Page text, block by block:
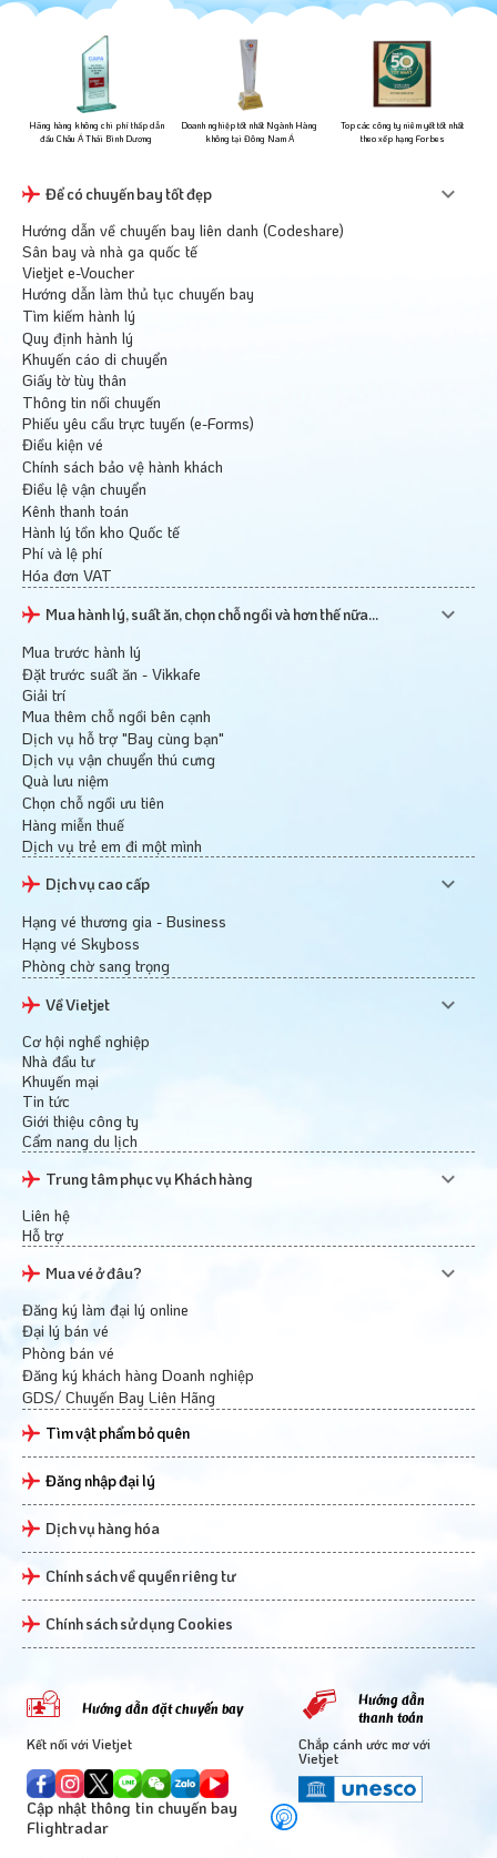
Hãng hàng không chi phí thấp dẫn
đầu Châu Á Thái Bình Dương
Doanh nghiệp tốt nhất Ngành Hàng
không tại Đông Nam Á
Top các công ty niêm yết tốt nhất
theo xếp hạng Forbes
Để có chuyến bay tốt đẹp
Hướng dẫn về chuyến bay liên danh (Codeshare)
Sân bay và nhà ga quốc tế
Vietjet e-Voucher
Hướng dẫn làm thủ tục chuyến bay
Tìm kiếm hành lý
Quy định hành lý
Khuyến cáo di chuyển
Giấy tờ tùy thân
Thông tin nối chuyến
Phiếu yêu cầu trực tuyến (e-Forms)
Điều kiện vé
Chính sách bảo vệ hành khách
Điều lệ vận chuyển
Kênh thanh toán
Hành lý tồn kho Quốc tế
Phí và lệ phí
Hóa đơn VAT
Mua hành lý, suất ăn, chọn chỗ ngồi và hơn thế nữa...
Mua trước hành lý
Đặt trước suất ăn - Vikkafe
Giải trí
Mua thêm chỗ ngồi bên cạnh
Dịch vụ hỗ trợ "Bay cùng bạn"
Dịch vụ vận chuyển thú cưng
Quà lưu niệm
Chọn chỗ ngồi ưu tiên
Hàng miễn thuế
Dịch vụ trẻ em đi một mình
Dịch vụ cao cấp
Hạng vé thương gia - Business
Hạng vé Skyboss
Phòng chờ sang trọng
Về Vietjet
Cơ hội nghề nghiệp
Nhà đầu tư
Khuyến mại
Tin tức
Giới thiệu công ty
Cẩm nang du lịch
Trung tâm phục vụ Khách hàng
Liên hệ
Hỗ trợ
Mua vé ở đâu?
Đăng ký làm đại lý online
Đại lý bán vé
Phòng bán vé
Đăng ký khách hàng Doanh nghiệp
GDS/ Chuyến Bay Liên Hãng
Tìm vật phẩm bỏ quên
Đăng nhập đại lý
Dịch vụ hàng hóa
Chính sách về quyền riêng tư
Chính sách sử dụng Cookies
Hướng dẫn đặt chuyến bay
Hướng dẫn
thanh toán
Kết nối với Vietjet
Cập nhật thông tin chuyến bay
Flightradar
Chắp cánh ước mơ với
Vietjet